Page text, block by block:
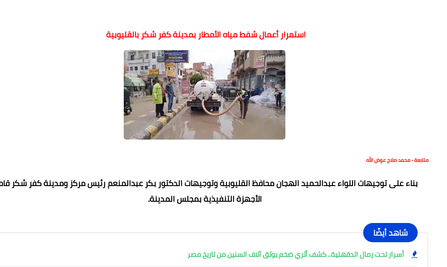
استمرار أعمال شفط مياه الأمطار بمدينة كفر شكر بالقليوبية
متابعة - محمد صلاح عوض الله
بناء على توجيهات اللواء عبدالحميد الهجان محافظ القليوبية وتوجيهات الدكتور بكر عبدالمنعم رئيس مركز ومدينة كفر شكر
الأجهزة التنفيذية بمجلس المدينة.
شاهد أيضًا
أسرار تحت رمال الدقهلية.. كشف أثري ضخم يوثق آلاف السنين من تاريخ مصر